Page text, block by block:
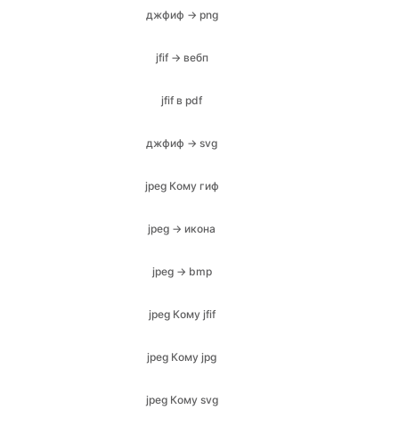
jfif в pdf
джфиф → svg
jpeg Кому гиф
jpeg → икона
jpeg → bmp
jpeg Кому jfif
jpeg Кому jpg
jpeg Кому svg
jpeg в PDF
jpeg → png